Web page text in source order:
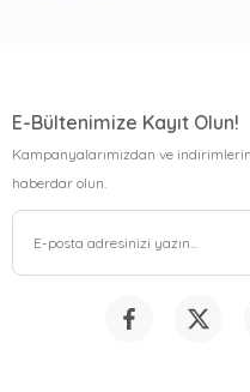
E-Bültenimize Kayıt Olun!
Kampanyalarımızdan ve
haberdar olun.